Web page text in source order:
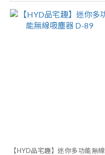
【HYD品宅趣】迷你多功能無線